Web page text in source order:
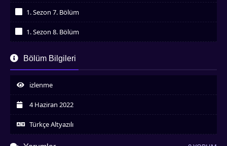
1. Sezon 7. Bölüm
1. Sezon 8. Bölüm
İzledim
İzledim
1. Sezon 10. Bölüm
İzledim
İzledim
İzledim
1. Sezon 13. Bölüm
Bölüm Bilgileri
izlenme
4 Haziran 2022
Türkçe Altyazılı